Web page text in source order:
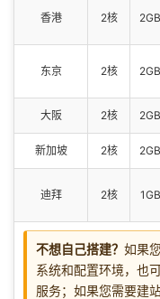
香港 2核 2GB
东京 2核 2GB
大阪 2核 2GB
新加坡 2核 2GB
迪拜 2核 1GB
不想自己搭建？ 如果
系统和配置环境，也
服务；如果您需要建